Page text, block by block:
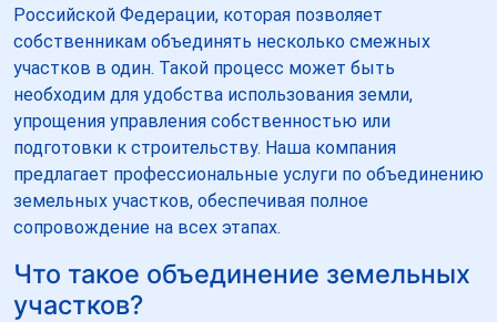
Российской Федерации, которая позволяет
собственникам объединять несколько смежных
участков в один. Такой процесс может быть
необходим для удобства использования земли,
упрощения управления собственностью или
подготовки к строительству. Наша компания
предлагает профессиональные услуги по объединению
земельных участков, обеспечивая полное
сопровождение на всех этапах.
Что такое объединение земельных
участков?